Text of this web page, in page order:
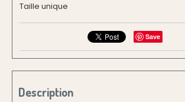
Taille unique
Save
Description